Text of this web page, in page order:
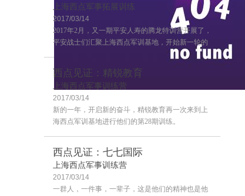
客户评价
上海西点军事拓展训练
2017/03/14
2017年2月，又一期平安人寿的腾龙特训营开展了，
平安战士们汇聚上海西点军训基地，开始新一轮的
西点见证：精锐教育
上海西点军事训练营
2017/03/14
新的一年，开启新的奋斗，精锐教育再一次来到上
海西点军训基地进行他们的第28期训练。
西点见证：七七国际
上海西点军事训练营
2017/03/14
一群人，一件事，一辈子，这是他们的精神也是他